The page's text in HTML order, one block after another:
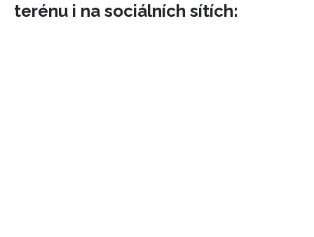
terénu i na sociálních sítích: